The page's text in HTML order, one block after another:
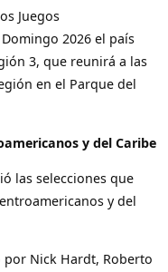
Juegos
2026 el país
3, que reunirá a las
en el Parque del
y del Caribe
las selecciones que
y del
Nick Hardt, Roberto